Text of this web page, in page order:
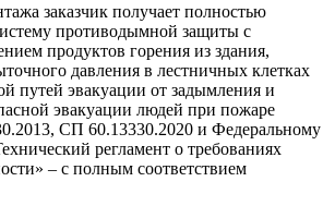
заказчик получает полностью
противодымной защиты с
продуктов горения из здания,
давления в лестничных клетках
путей эвакуации от задымления и
эвакуации людей при пожаре
СП 60.13330.2020 и Федеральному
регламент о требованиях
– с полным соответствием